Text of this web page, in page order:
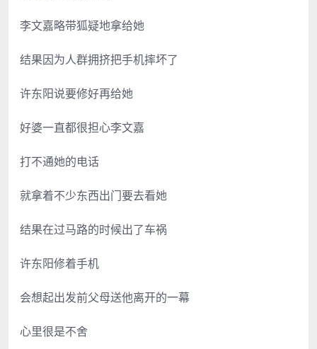
李文嘉略带狐疑地拿给她
结果因为人群拥挤把手机摔坏了
许东阳说要修好再给她
好婆一直都很担心李文嘉
打不通她的电话
就拿着不少东西出门要去看她
结果在过马路的时候出了车祸
许东阳修着手机
会想起出发前父母送他离开的一幕
心里很是不舍